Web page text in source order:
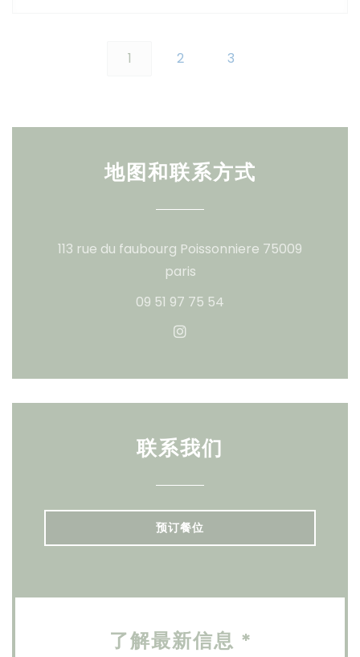
1 2 3
地图和联系方式
113 rue du faubourg Poissonniere 75009
paris((在新窗口中打开))
09 51 97 75 54
Instagram ((在新窗口中
联系我们
预订餐位
了解最新信息 *